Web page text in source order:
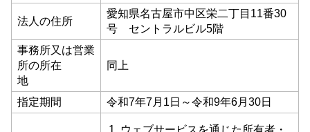
法人の住所
愛知県名古屋市中区栄二丁目11番30
号 セントラルビル5階
事務所又は営業
所の所在
地
同上
指定期間 令和7年7月1日～令和9年6月30日
ウェブサービスを通じた所有者・